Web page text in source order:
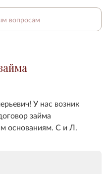
У нас возник
займа
основаниям. С и Л.